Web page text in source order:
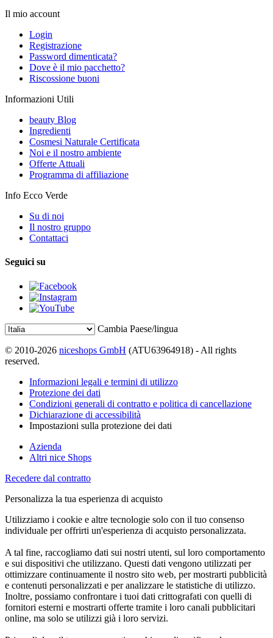
Il mio account
Login
Registrazione
Password dimenticata?
Dove è il mio pacchetto?
Riscossione buoni
Informazioni Utili
beauty Blog
Ingredienti
Cosmesi Naturale Certificata
Noi e il nostro ambiente
Offerte Attuali
Programma di affiliazione
Info Ecco Verde
Su di noi
Il nostro gruppo
Contattaci
Seguici su
Cambia Paese/lingua
© 2010-2026 niceshops GmbH (ATU63964918) - All rights
reserved.
Informazioni legali e termini di utilizzo
Protezione dei dati
Condizioni generali di contratto e politica di cancellazione
Dichiarazione di accessibilità
Impostazioni sulla protezione dei dati
Azienda
Altri nice Shops
Recedere dal contratto
Personalizza la tua esperienza di acquisto
Utilizziamo i cookie e altre tecnologie solo con il tuo consenso
individuale per offrirti un'esperienza di acquisto personalizzata.
A tal fine, raccogliamo dati sui nostri utenti, sul loro comportamento
e sui dispositivi che utilizzano. Questi dati vengono utilizzati per
ottimizzare continuamente il nostro sito web, per mostrarti pubblicità
e contenuti personalizzati e per analizzare le statistiche di utilizzo.
Inoltre, possiamo confrontare i tuoi dati crittografati con quelli di
fornitori esterni e mostrarti offerte tramite i loro canali pubblicitari
online, ma solo se utilizzi già i loro servizi.